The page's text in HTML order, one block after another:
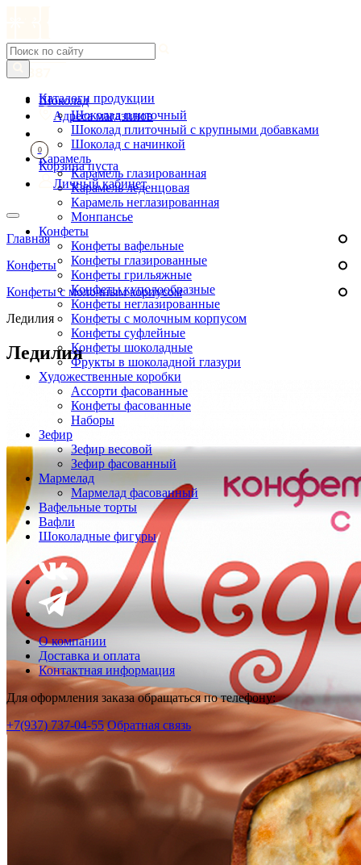
Шоколад
Шоколад плиточный
Шоколад плиточный с крупными добавками
Шоколад с начинкой
Карамель
Карамель глазированная
Карамель леденцовая
Карамель неглазированная
Монпансье
Конфеты
Конфеты вафельные
Конфеты глазированные
Конфеты грильяжные
Конфеты куполообразные
Конфеты неглазированные
Конфеты с молочным корпусом
Конфеты суфлейные
Конфеты шоколадные
Фрукты в шоколадной глазури
Художественные коробки
Ассорти фасованные
Конфеты фасованные
Наборы
Зефир
Зефир весовой
Зефир фасованный
Мармелад
Мармелад фасованный
Вафельные торты
Вафли
Шоколадные фигуры
О компании
Доставка и оплата
Контактная информация
Для оформления заказа обращаться по телефону:
+7(937) 737-04-55 Обратная связь
Каталоги продукции
Адреса магазинов
0
Корзина пуста
Личный кабинет
Главная
Конфеты
Конфеты с молочным корпусом
Ледилия
Ледилия